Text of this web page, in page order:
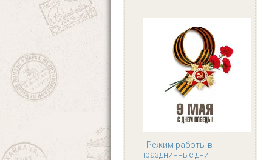
Режим работы в
праздничные дни